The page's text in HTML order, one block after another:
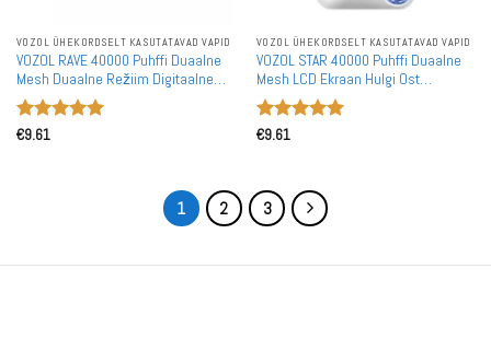
VOZOL ÜHEKORDSELT KASUTATAVAD VAPID
VOZOL RAVE 40000 Puhffi Duaalne
Mesh Duaalne Režiim Digitaalne
Ekraan Hulgimüük 40K Taaslaetav
Ühekordselt Kasutatav Vape
Hulgiostmine
Hinnanguga
€9.61
VOZOL ÜHEKORDSELT KASUTATAVAD VAPID
VOZOL STAR 40000 Puhffi Duaalne
Mesh LCD Ekraan Hulgi Ost
Rechargeable Ühekordselt
Kasutatavad Vapes Hulgimüük
Hinnanguga
€9.61
1 2 3